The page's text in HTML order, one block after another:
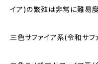
イア)の繁殖は非常に難易度
三色サファイア系(令和サ